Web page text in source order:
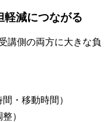
軽減につながる
講側の両方に大きな負
・移動時間）
）